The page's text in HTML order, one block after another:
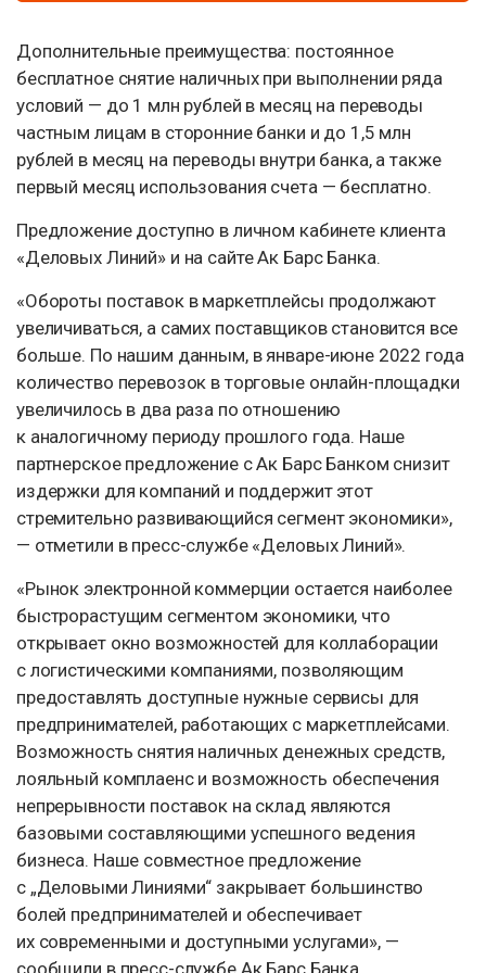
Дополнительные преимущества: постоянное
бесплатное снятие наличных при выполнении ряда
условий — до 1 млн рублей в месяц на переводы
частным лицам в сторонние банки и до 1,5 млн
рублей в месяц на переводы внутри банка, а также
первый месяц использования счета — бесплатно.
Предложение доступно в личном кабинете клиента
«Деловых Линий» и на сайте Ак Барс Банка.
«Обороты поставок в маркетплейсы продолжают
увеличиваться, а самих поставщиков становится все
больше. По нашим данным, в январе-июне 2022 года
количество перевозок в торговые онлайн-площадки
увеличилось в два раза по отношению
к аналогичному периоду прошлого года. Наше
партнерское предложение с Ак Барс Банком снизит
издержки для компаний и поддержит этот
стремительно развивающийся сегмент экономики»,
— отметили в пресс-службе «Деловых Линий».
«Рынок электронной коммерции остается наиболее
быстрорастущим сегментом экономики, что
открывает окно возможностей для коллаборации
с логистическими компаниями, позволяющим
предоставлять доступные нужные сервисы для
предпринимателей, работающих с маркетплейсами.
Возможность снятия наличных денежных средств,
лояльный комплаенс и возможность обеспечения
непрерывности поставок на склад являются
базовыми составляющими успешного ведения
бизнеса. Наше совместное предложение
с „Деловыми Линиями“ закрывает большинство
болей предпринимателей и обеспечивает
их современными и доступными услугами», —
сообщили в пресс-службе Ак Барс Банка.